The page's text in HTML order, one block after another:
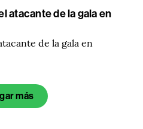
atacante de la gala en
de la gala en
más